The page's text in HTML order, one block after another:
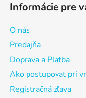
Informácie pre
O nás
Predajňa
Doprava a Platba
Ako postupovať pri
Registračná zľava